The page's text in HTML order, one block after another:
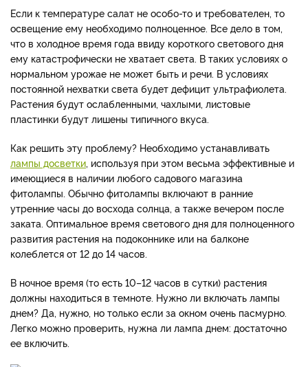
Если к температуре салат не особо-то и требователен, то
освещение ему необходимо полноценное. Все дело в том,
что в холодное время года ввиду короткого светового дня
ему катастрофически не хватает света. В таких условиях о
нормальном урожае не может быть и речи. В условиях
постоянной нехватки света будет дефицит ультрафиолета.
Растения будут ослабленными, чахлыми, листовые
пластинки будут лишены типичного вкуса.
Как решить эту проблему? Необходимо устанавливать
лампы досветки, используя при этом весьма эффективные и
имеющиеся в наличии любого садового магазина
фитолампы. Обычно фитолампы включают в ранние
утренние часы до восхода солнца, а также вечером после
заката. Оптимальное время светового дня для полноценного
развития растения на подоконнике или на балконе
колеблется от 12 до 14 часов.
В ночное время (то есть 10–12 часов в сутки) растения
должны находиться в темноте. Нужно ли включать лампы
днем? Да, нужно, но только если за окном очень пасмурно.
Легко можно проверить, нужна ли лампа днем: достаточно
ее включить.